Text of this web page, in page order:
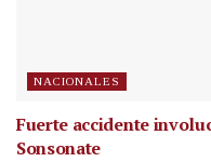
NACIONALES
Fuerte accidente
Sonsonate